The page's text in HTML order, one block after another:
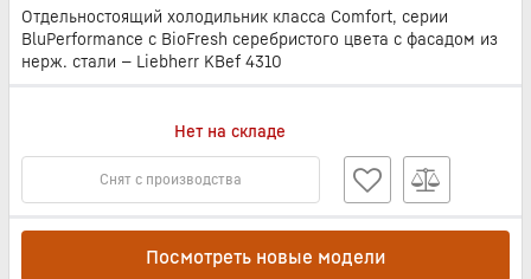
Отдельностоящий холодильник класса Comfort, серии
BluPerformance с BioFresh серебристого цвета с фасадом из
нерж. стали — Liebherr KBef 4310
Нет на складе
Снят с производства
Посмотреть новые модели